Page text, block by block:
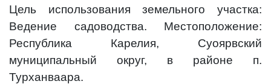
Цель использования земельного участка:
Ведение садоводства. Местоположение:
Республика Карелия, Суоярвский
муниципальный округ, в районе п.
Турханваара.